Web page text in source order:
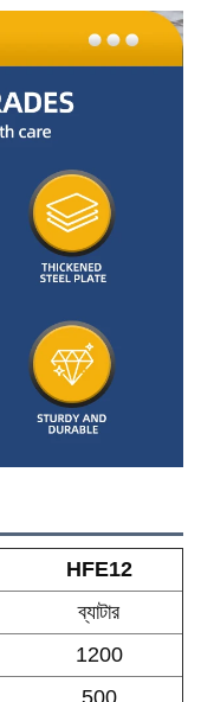
HFE12
ব্যাটার
1200